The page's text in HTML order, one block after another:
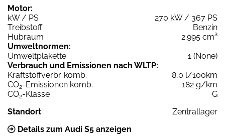
Motor:
kW / PS
270 kW / 367 PS
Treibstoff
Benzin
Hubraum
2.995 cm³
Umweltnormen:
Umweltplakette
1 (None)
Verbrauch und Emissionen nach WLTP:
Kraftstoffverbr. komb.
8,0 l/100km
CO2-Emissionen komb.
182 g/km
CO2-Klasse
G
Standort
Zentrallager
Details zum Audi S5 anzeigen